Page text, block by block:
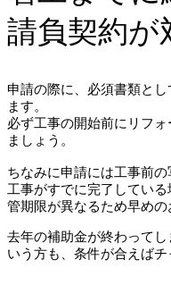
請負契約が
申請の際に、必須書類と
ます。
必ず工事の開始前にリフ
ましょう。
ちなみに申請には工事前の
工事がすでに完了してい
管期限が異なるため早めの
去年の補助金が終わって
いう方も、条件が合えば